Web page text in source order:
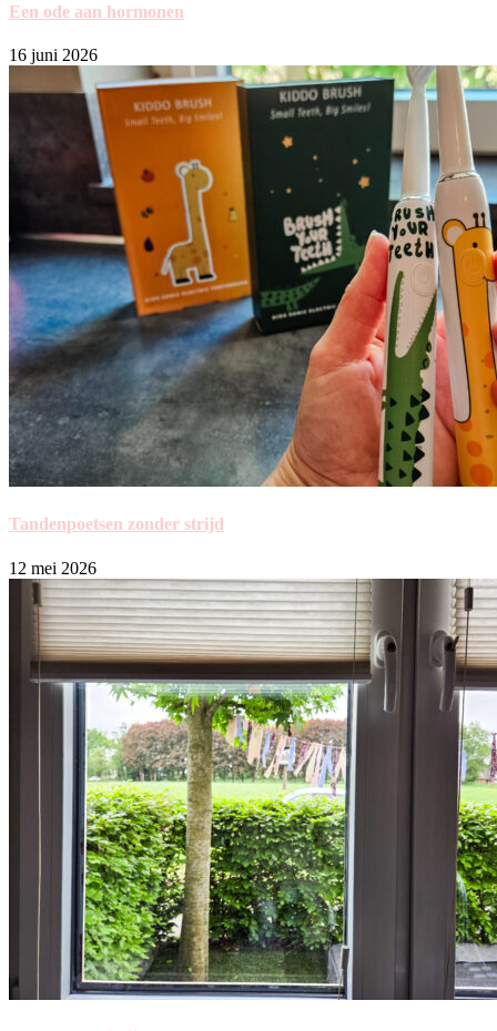
Een ode aan hormonen
16 juni 2026
Tandenpoetsen zonder strijd
12 mei 2026